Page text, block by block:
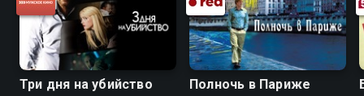
Три дня на убийство Полночь в Париже